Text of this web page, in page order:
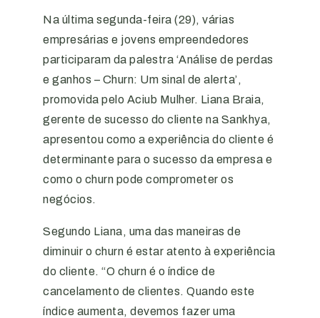
Na última segunda-feira (29), várias
empresárias e jovens empreendedores
participaram da palestra ‘Análise de perdas
e ganhos – Churn: Um sinal de alerta’,
promovida pelo Aciub Mulher. Liana Braia,
gerente de sucesso do cliente na Sankhya,
apresentou como a experiência do cliente é
determinante para o sucesso da empresa e
como o churn pode comprometer os
negócios.
Segundo Liana, uma das maneiras de
diminuir o churn é estar atento à experiência
do cliente. “O churn é o índice de
cancelamento de clientes. Quando este
índice aumenta, devemos fazer uma